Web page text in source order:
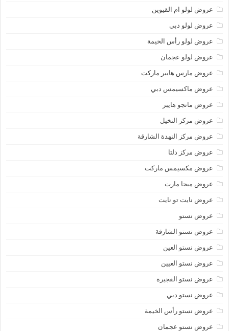
عروض لولو ام القيوين
عروض لولو دبي
عروض لولو رأس الخيمة
عروض لولو عجمان
عروض مارس هايبر ماركت
عروض ماكسيمس دبي
عروض مانجو هايبر
عروض مركز النخيل
عروض مركز النهدة الشارقة
عروض مركز دلتا
عروض مكسيمس ماركت
عروض ميجا مارت
عروض نايت تو نايت
عروض نستو
عروض نستو الشارقة
عروض نستو العين
عروض نستو العيين
عروض نستو الفجيرة
عروض نستو دبي
عروض نستو رأس الخيمة
عروض نستو عجمان